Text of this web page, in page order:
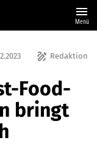
menu
Menü
draw Redaktion
Food-
bringt